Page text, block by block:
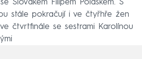
Slovákem Filipem Poláškem. S
stále pokračují i ve čtyřhře žen
čtvrtfinále se sestrami Karolínou